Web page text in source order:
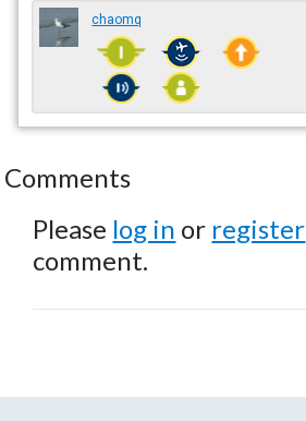
chaomq
Comments
Please log in or register
comment.